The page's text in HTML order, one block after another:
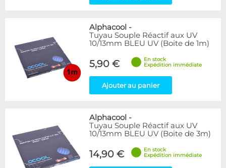
Alphacool -
Tuyau Souple Réactif aux UV
10/13mm BLEU UV (Boite de 1m)
5,90 €
En stock
Expédition immédiate
Ajouter au panier
Alphacool -
Tuyau Souple Réactif aux UV
10/13mm BLEU UV (Boite de 3m)
14,90 €
En stock
Expédition immédiate